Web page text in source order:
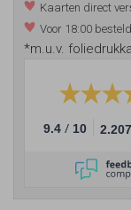
Kaarten direct
Voor 18:00
*m.u.v.
9.4 / 10